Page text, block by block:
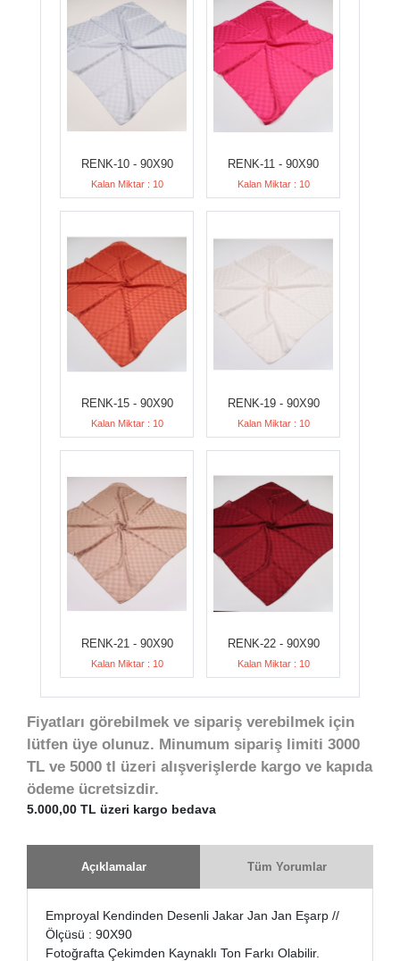
RENK-10 - 90X90
Kalan Miktar : 10
RENK-11 - 90X90
Kalan Miktar : 10
RENK-15 - 90X90
Kalan Miktar : 10
RENK-19 - 90X90
Kalan Miktar : 10
RENK-21 - 90X90
Kalan Miktar : 10
RENK-22 - 90X90
Kalan Miktar : 10
Fiyatları görebilmek ve sipariş verebilmek için
lütfen üye olunuz. Minumum sipariş limiti 3000
TL ve 5000 tl üzeri alışverişlerde kargo ve kapıda
ödeme ücretsizdir.
5.000,00 TL üzeri kargo bedava
Açıklamalar Tüm Yorumlar
Emproyal Kendinden Desenli Jakar Jan Jan Eşarp //
Ölçüsü : 90X90
Fotoğrafta Çekimden Kaynaklı Ton Farkı Olabilir.